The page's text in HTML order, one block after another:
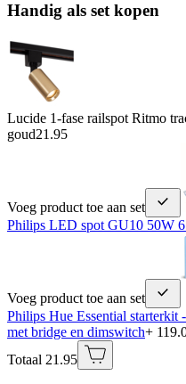
Handig als set kopen
Lucide 1-fase railspot Ritmo
goud21.95
Voeg product toe aan set
Philips LED spot GU10 50W
Voeg product toe aan set
Philips Hue Essential
met bridge en dimswitch+
Totaal 21.95